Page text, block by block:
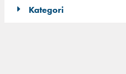
Kategori